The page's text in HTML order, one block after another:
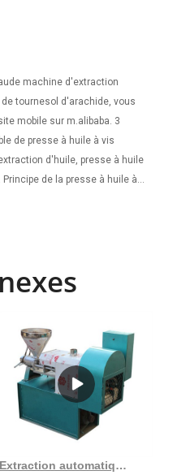
machine d'extraction
tournesol d'arachide, vous
mobile sur m.alibaba. 3
de presse à huile à vis
d'huile, presse à huile
de la presse à huile à
vis, pour avoir une presse
de matériau, un embryon
de la racine du presse-
agrumes tourne
Extraction automatique de presse de graines oléagineuses de type huile de soja de qualité au Togo